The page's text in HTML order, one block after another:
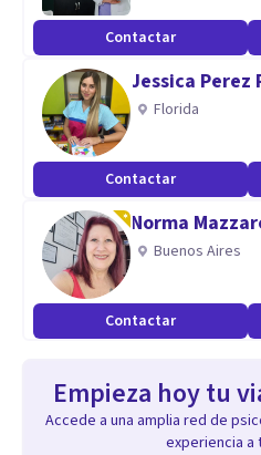
Contactar
Jessica Perez
Florida
Contactar
Norma
Buenos Aires
Contactar
Empieza hoy tu
Accede a una amplia red de
experiencia a